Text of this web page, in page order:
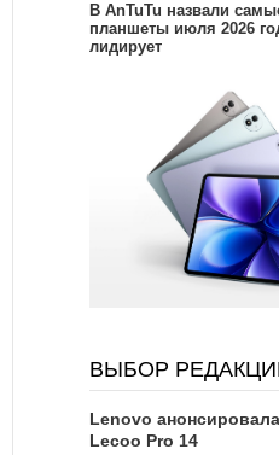
В AnTuTu назвали
планшеты июля 2026
лидирует
ВЫБОР
Lenovo
Lecoo Pro 14